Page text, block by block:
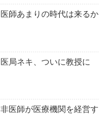
医師あまりの時代は来るか
医局ネキ、ついに教授に
非医師が医療機関を経営す